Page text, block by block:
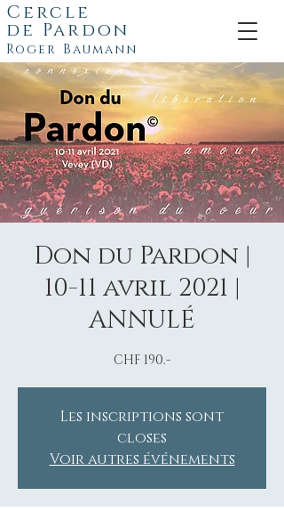
Cercle
de Pardon
Roger Baumann
Don du Pardon |
10-11 avril 2021 |
ANNULÉ
CHF 190.-
Les inscriptions sont
closes
Voir autres événements